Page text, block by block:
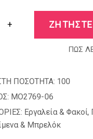
+
ΠΩΣ
ΠΟΣΟΤΗΤΑ: 100
MO2769-06
Εργαλεία & Φακοί,
& Μπρελόκ